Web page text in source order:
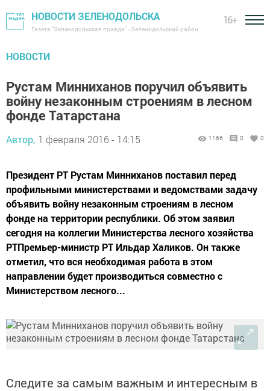
НОВОСТИ ЗЕЛЕНОДОЛЬСКА
Газета "Зеленодольская правда" - Зеленодольский район
16+
НОВОСТИ
Рустам Минниханов поручил объявить
войну незаконным строениям в лесном
фонде Татарстана
Автор, 1 февраля 2016 - 14:15 1166 0 0
Президент РТ Рустам Минниханов поставил перед
профильными министерствами и ведомствами задачу
объявить войну незаконным строениям в лесном
фонде на территории республики. Об этом заявил
сегодня на коллегии Министерства лесного хозяйства
РТПремьер-министр РТ Ильдар Халиков. Он также
отметил, что вся необходимая работа в этом
направлении будет производиться совместно с
Министерством лесного...
Следите за самым важным и интересным в